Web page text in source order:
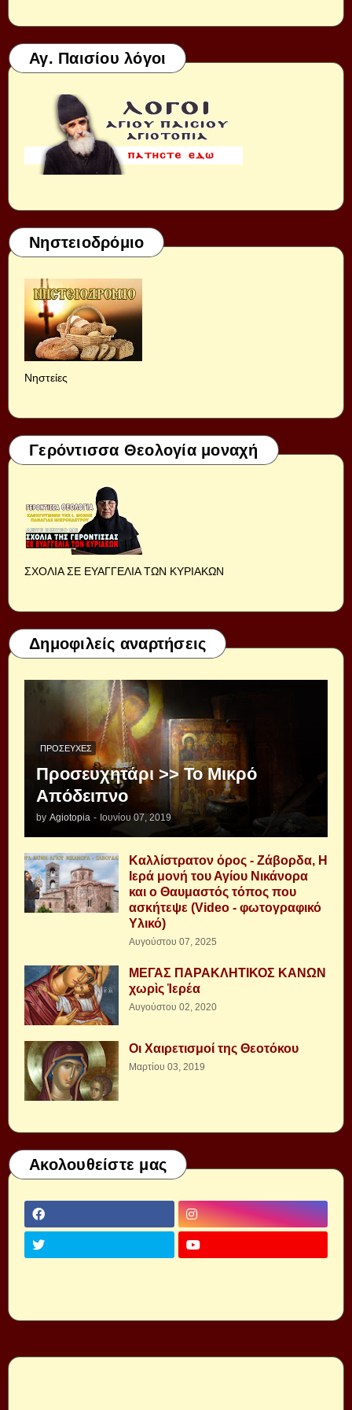
Αγ. Παισίου λόγοι
Νηστειοδρόμιο
Νηστείες
Γερόντισσα Θεολογία μοναχή
ΣΧΟΛΙΑ ΣΕ ΕΥΑΓΓΕΛΙΑ ΤΩΝ ΚΥΡΙΑΚΩΝ
Δημοφιλείς αναρτήσεις
ΠΡΟΣΕΥΧΈΣ
Προσευχητάρι >> Το Μικρό
Απόδειπνο
by Agiotopia - Ιουνίου 07, 2019
Καλλίστρατον όρος - Ζάβορδα, Η
Ιερά μονή του Αγίου Νικάνορα
και ο Θαυμαστός τόπος που
ασκήτεψε (Video - φωτογραφικό
Υλικό)
Αυγούστου 07, 2025
ΜΕΓΑΣ ΠΑΡΑΚΛΗΤΙΚΟΣ ΚΑΝΩΝ
χωρὶς Ἱερέα
Αυγούστου 02, 2020
Οι Χαιρετισμοί της Θεοτόκου
Μαρτίου 03, 2019
Ακολουθείστε μας